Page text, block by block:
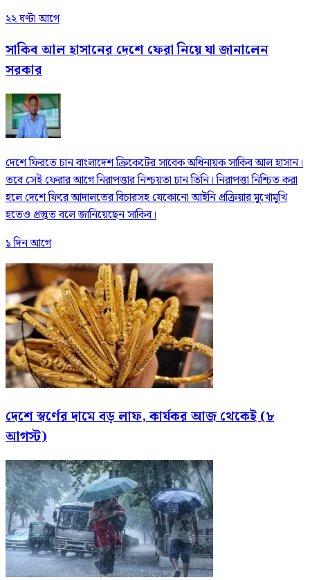
২২ ঘণ্টা আগে
সাকিব আল হাসানের দেশে ফেরা নিয়ে যা জানালেন
সরকার
দেশে ফিরতে চান বাংলাদেশ ক্রিকেটের সাবেক অধিনায়ক সাকিব আল হাসান।
তবে সেই ফেরার আগে নিরাপত্তার নিশ্চয়তা চান তিনি। নিরাপত্তা নিশ্চিত করা
হলে দেশে ফিরে আদালতের বিচারসহ যেকোনো আইনি প্রক্রিয়ার মুখোমুখি
হতেও প্রস্তুত বলে জানিয়েছেন সাকিব।
১ দিন আগে
দেশে স্বর্ণের দামে বড় লাফ, কার্যকর আজ থেকেই (৮
আগস্ট)